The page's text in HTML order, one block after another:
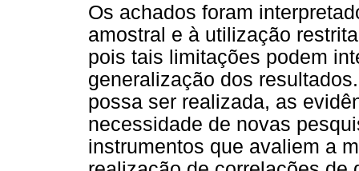
Os achados foram
amostral e à utilização
pois tais limitações podem
generalização dos
possa ser realizada, as
necessidade de novas
instrumentos que avaliem a